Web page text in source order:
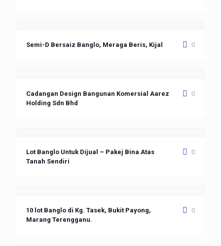
Semi-D Bersaiz Banglo, Meraga Beris, Kijal 0
Cadangan Design Bangunan Komersial Aarez
Holding Sdn Bhd
0
Lot Banglo Untuk Dijual – Pakej Bina Atas
Tanah Sendiri
0
10 lot Banglo di Kg. Tasek, Bukit Payong,
Marang Terengganu.
0